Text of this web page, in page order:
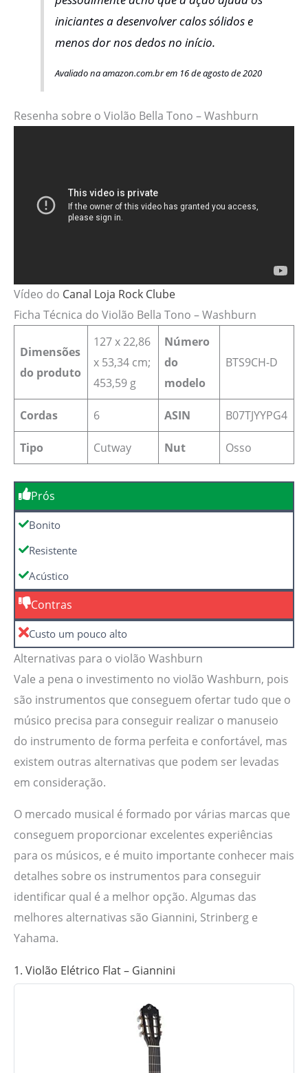
iniciantes a desenvolver calos sólidos e
menos dor nos dedos no início.
Avaliado na amazon.com.br em 16 de agosto de 2020
Resenha sobre o Violão Bella Tono – Washburn
Vídeo do Canal Loja Rock Clube
Ficha Técnica do Violão Bella Tono – Washburn
Dimensões
do produto
127 x 22,86
x 53,34 cm;
453,59 g
Número
do
modelo
‎BTS9CH-D
Cordas 6 ASIN ‎B07TJYYPG4
Tipo Cutway Nut Osso
Prós
Bonito
Resistente
Acústico
Contras
Custo um pouco alto
Alternativas para o violão Washburn
Vale a pena o investimento no violão Washburn, pois
são instrumentos que conseguem ofertar tudo que o
músico precisa para conseguir realizar o manuseio
do instrumento de forma perfeita e confortável, mas
existem outras alternativas que podem ser levadas
em consideração.
O mercado musical é formado por várias marcas que
conseguem proporcionar excelentes experiências
para os músicos, e é muito importante conhecer mais
detalhes sobre os instrumentos para conseguir
identificar qual é a melhor opção. Algumas das
melhores alternativas são Giannini, Strinberg e
Yahama.
1. Violão Elétrico Flat – Giannini